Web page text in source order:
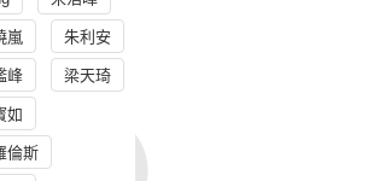
嵐 朱利安
峰 梁天琦
如
倫斯